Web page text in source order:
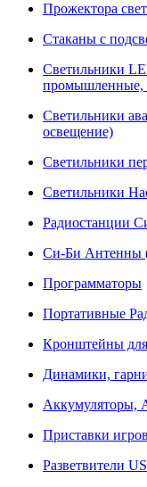
Прожектора
Стаканы с
Светильники
промышленные,
Светильники
освещение)
Светильники
Светильники
Радиостанции
Си-Би Антенны
Программаторы
Портативные
Кронштейны
Динамики,
Аккумуляторы,
Приставки
Разветвители